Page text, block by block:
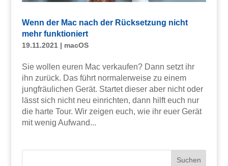
Wenn der Mac nach der Rücksetzung nicht
mehr funktioniert
19.11.2021| macOS
Sie wollen euren Mac verkaufen? Dann setzt ihr
ihn zurück. Das führt normalerweise zu einem
jungfräulichen Gerät. Startet dieser aber nicht oder
lässt sich nicht neu einrichten, dann hilft euch nur
die harte Tour. Wir zeigen euch, wie ihr euer Gerät
mit wenig Aufwand...